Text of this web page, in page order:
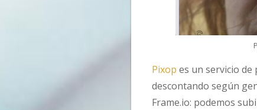
Pixop es un servicio
descontando según
Frame.io: podemos